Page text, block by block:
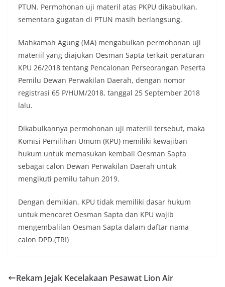
PTUN. Permohonan uji materil atas PKPU dikabulkan,
sementara gugatan di PTUN masih berlangsung.
Mahkamah Agung (MA) mengabulkan permohonan uji
materiil yang diajukan Oesman Sapta terkait peraturan
KPU 26/2018 tentang Pencalonan Perseorangan Peserta
Pemilu Dewan Perwakilan Daerah, dengan nomor
registrasi 65 P/HUM/2018, tanggal 25 September 2018
lalu.
Dikabulkannya permohonan uji materiil tersebut, maka
Komisi Pemilihan Umum (KPU) memiliki kewajiban
hukum untuk memasukan kembali Oesman Sapta
sebagai calon Dewan Perwakilan Daerah untuk
mengikuti pemilu tahun 2019.
Dengan demikian, KPU tidak memiliki dasar hukum
untuk mencoret Oesman Sapta dan KPU wajib
mengembalilan Oesman Sapta dalam daftar nama
calon DPD.(TRI)
Rekam Jejak Kecelakaan Pesawat Lion Air